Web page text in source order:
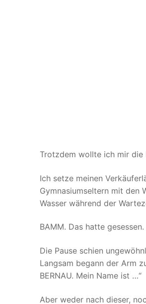
Trotzdem wollte ich mir die
Ich setze meinen
Gymnasiumseltern mit den
Wasser während der
BAMM. Das hatte
Die Pause schien
Langsam begann der Arm
BERNAU. Mein Name ist …“
Aber weder nach dieser,